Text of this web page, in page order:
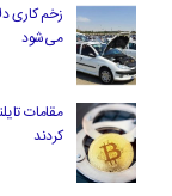
زخم کاری
می‌شود
کردند